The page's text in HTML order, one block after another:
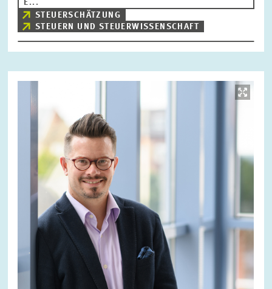
E...
STEUERSCHÄTZUNG
STEUERN UND STEUERWISSENSCHAFT
vergrößerter